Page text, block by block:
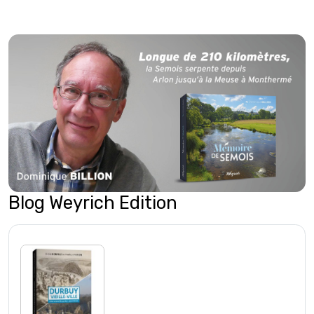
Blog Weyrich Edition